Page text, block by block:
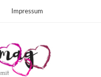
Impressum